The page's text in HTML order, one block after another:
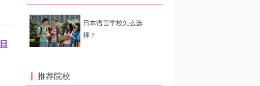
日
日本语言学校怎么选
择？
推荐院校